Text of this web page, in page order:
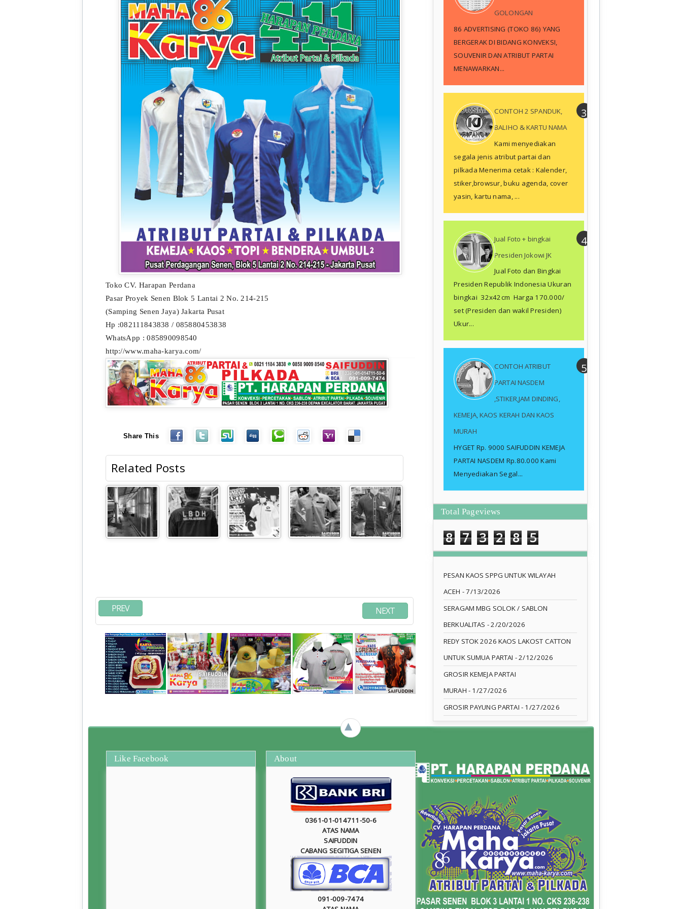
Toko CV. Harapan Perdana
Pasar Proyek Senen Blok 5 Lantai 2 No. 214-215
(Samping Senen Jaya) Jakarta Pusat
Hp :082111843838 / 085880453838
WhatsApp : 085890098540
http://www.maha-karya.com/
Share This
Related Posts
NEXT
PREV
GOLONGAN
86 ADVERTISING (TOKO 86) YANG
BERGERAK DI BIDANG KONVEKSI,
SOUVENIR DAN ATRIBUT PARTAI
MENAWARKAN...
CONTOH 2 SPANDUK,
BALIHO & KARTU NAMA
Kami menyediakan
segala jenis atribut partai dan
pilkada Menerima cetak : Kalender,
stiker,browsur, buku agenda, cover
yasin, kartu nama, ...
Jual Foto + bingkai
Presiden Jokowi JK
Jual Foto dan Bingkai
Presiden Republik Indonesia Ukuran
bingkai 32x42cm Harga 170.000/
set (Presiden dan wakil Presiden)
Ukur...
CONTOH ATRIBUT
PARTAI NASDEM
,STIKER,JAM DINDING,
KEMEJA, KAOS KERAH DAN KAOS
MURAH
HYGET Rp. 9000 SAIFUDDIN KEMEJA
PARTAI NASDEM Rp.80.000 Kami
Menyediakan Segal...
Total Pageviews
8 7 3 2 8 5
PESAN KAOS SPPG UNTUK WILAYAH
ACEH - 7/13/2026
SERAGAM MBG SOLOK / SABLON
BERKUALITAS - 2/20/2026
REDY STOK 2026 KAOS LAKOST CATTON
UNTUK SUMUA PARTAI - 2/12/2026
GROSIR KEMEJA PARTAI
MURAH - 1/27/2026
GROSIR PAYUNG PARTAI - 1/27/2026
►
Like Facebook About
0361-01-014711-50-6
ATAS NAMA
SAIFUDDIN
CABANG SEGITIGA SENEN
091-009-7474